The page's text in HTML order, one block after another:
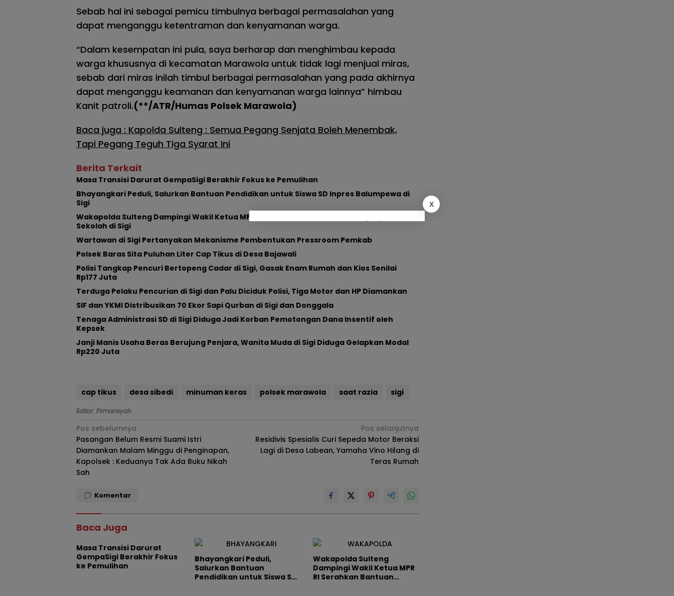
Sebab hal ini sebagai pemicu timbulnya berbagai permasalahan yang
dapat menganggu ketentraman dan kenyamanan warga.
“Dalam kesempatan ini pula, saya berharap dan menghimbau kepada
warga khususnya di kecamatan Marawola untuk tidak lagi menjual miras,
sebab dari miras inilah timbul berbagai permasalahan yang pada akhirnya
dapat menganggu keamanan dan kenyamanan warga lainnya” himbau
Kanit patroli.(**/ATR/Humas Polsek Marawola)
Baca juga : Kapolda Sulteng : Semua Pegang Senjata Boleh Menembak,
Tapi Pegang Teguh Tiga Syarat Ini
Berita Terkait
Masa Transisi Darurat GempaSigi Berakhir Fokus ke Pemulihan
Bhayangkari Peduli, Salurkan Bantuan Pendidikan untuk Siswa SD Inpres Balumpewa di
Sigi
Wakapolda Sulteng Dampingi Wakil Ketua MPR RI Serahkan Bantuan Perlengkapan
Sekolah di Sigi
Wartawan di Sigi Pertanyakan Mekanisme Pembentukan Pressroom Pemkab
Polsek Baras Sita Puluhan Liter Cap Tikus di Desa Bajawali
Polisi Tangkap Pencuri Bertopeng Cadar di Sigi, Gasak Enam Rumah dan Kios Senilai
Rp177 Juta
Terduga Pelaku Pencurian di Sigi dan Palu Diciduk Polisi, Tiga Motor dan HP Diamankan
SIF dan YKMI Distribusikan 70 Ekor Sapi Qurban di Sigi dan Donggala
Tenaga Administrasi SD di Sigi Diduga Jadi Korban Pemotongan Dana Insentif oleh
Kepsek
Janji Manis Usaha Beras Berujung Penjara, Wanita Muda di Sigi Diduga Gelapkan Modal
Rp220 Juta
cap tikus desa sibedi minuman keras polsek marawola saat razia sigi
Editor: Firmansyah
Navigasi
pos
Pos sebelumnya
Pasangan Belum Resmi Suami Istri
Diamankan Malam Minggu di Penginapan,
Kapolsek : Keduanya Tak Ada Buku Nikah
Sah
Pos selanjutnya
Residivis Spesialis Curi Sepeda Motor Beraksi
Lagi di Desa Labean, Yamaha Vino Hilang di
Teras Rumah
Komentar
Baca Juga
Masa Transisi Darurat
GempaSigi Berakhir Fokus
ke Pemulihan
Bhayangkari Peduli,
Salurkan Bantuan
Pendidikan untuk Siswa SD
Wakapolda Sulteng
Dampingi Wakil Ketua MPR
RI Serahkan Bantuan
X